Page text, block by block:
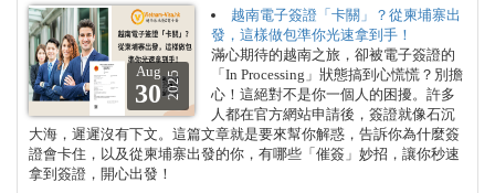
Aug
302025
越南電子簽證「卡關」？從柬埔寨出
發，這樣做包準你光速拿到手！
滿心期待的越南之旅，卻被電子簽證的
「In Processing」狀態搞到心慌慌？別擔
心！這絕對不是你一個人的困擾。許多
人都在官方網站申請後，簽證就像石沉
大海，遲遲沒有下文。這篇文章就是要來幫你解惑，告訴你為什麼簽
證會卡住，以及從柬埔寨出發的你，有哪些「催簽」妙招，讓你秒速
拿到簽證，開心出發！